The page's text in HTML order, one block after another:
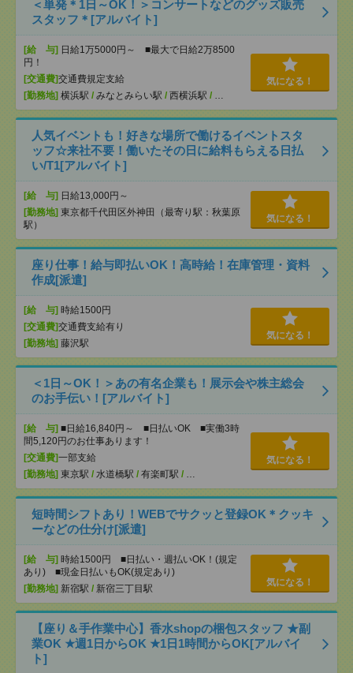
＜単発＊1日～OK！＞コンサートなどのグッズ販売
スタッフ＊[アルバイト]
[給 与] 日給1万5000円～ ■最大で日給2万8500
円！
[交通費]交通費規定支給
[勤務地] 横浜駅 / みなとみらい駅 / 西横浜駅 / …
気になる！
人気イベントも！好きな場所で働けるイベントスタ
ッフ☆来社不要！働いたその日に給料もらえる日払
い/T1[アルバイト]
[給 与] 日給13,000円～
[勤務地] 東京都千代田区外神田（最寄り駅：秋葉原
駅）
気になる！
座り仕事！給与即払いOK！高時給！在庫管理・資料
作成[派遣]
[給 与] 時給1500円
[交通費]交通費支給有り
[勤務地] 藤沢駅
気になる！
＜1日～OK！＞あの有名企業も！展示会や株主総会
のお手伝い！[アルバイト]
[給 与] ■日給16,840円～ ■日払いOK ■実働3時
間5,120円のお仕事あります！
[交通費]一部支給
[勤務地] 東京駅 / 水道橋駅 / 有楽町駅 / …
気になる！
短時間シフトあり！WEBでサクッと登録OK＊クッキ
ーなどの仕分け[派遣]
[給 与] 時給1500円 ■日払い・週払いOK！(規定
あり) ■現金日払いもOK(規定あり)
[勤務地] 新宿駅 / 新宿三丁目駅
気になる！
【座り＆手作業中心】香水shopの梱包スタッフ ★副
業OK ★週1日からOK ★1日1時間からOK[アルバイ
ト]